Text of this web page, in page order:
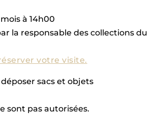
à 14h00
la responsable des collections du
votre visite.
sacs et objets
sont pas autorisées.